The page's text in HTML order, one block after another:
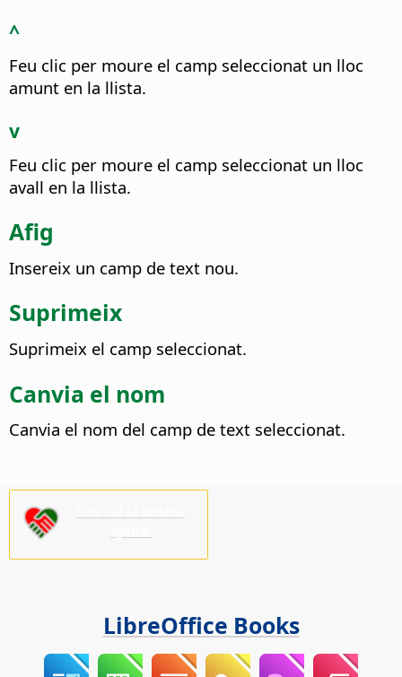
^
Feu clic per moure el camp seleccionat un lloc
amunt en la llista.
v
Feu clic per moure el camp seleccionat un lloc
avall en la llista.
Afig
Insereix un camp de text nou.
Suprimeix
Suprimeix el camp seleccionat.
Canvia el nom
Canvia el nom del camp de text seleccionat.
LibreOffice Books